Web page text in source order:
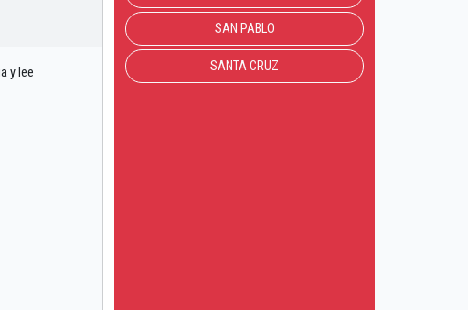
y lee
SAN PABLO
SANTA CRUZ